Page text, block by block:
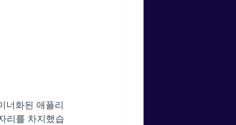
너화된 애플리
리를 차지했습